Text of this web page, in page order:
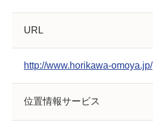
URL
http://www.horikawa-omoya.jp/
位置情報サービス